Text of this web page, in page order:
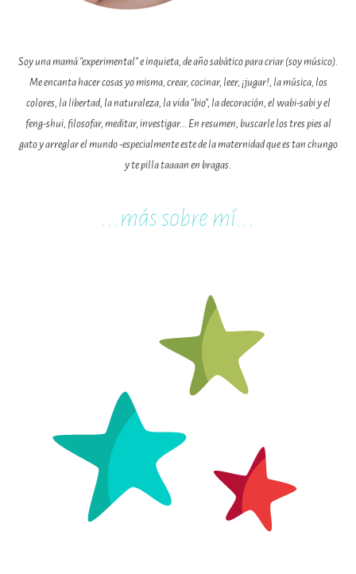
Soy una mamá "experimental" e inquieta, de año sabático para criar (soy músico).
Me encanta hacer cosas yo misma, crear, cocinar, leer, ¡jugar!, la música, los
colores, la libertad, la naturaleza, la vida "bio", la decoración, el wabi-sabi y el
feng-shui, filosofar, meditar, investigar... En resumen, buscarle los tres pies al
gato y arreglar el mundo -especialmente este de la maternidad que es tan chungo
y te pilla taaaan en bragas.
...más sobre mí...